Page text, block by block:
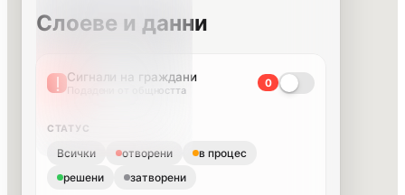
Слоеве и данни
Сигнали на граждани
Подадени от общността
0
СТАТУС
Всички отворени
в процес
решени
затворени